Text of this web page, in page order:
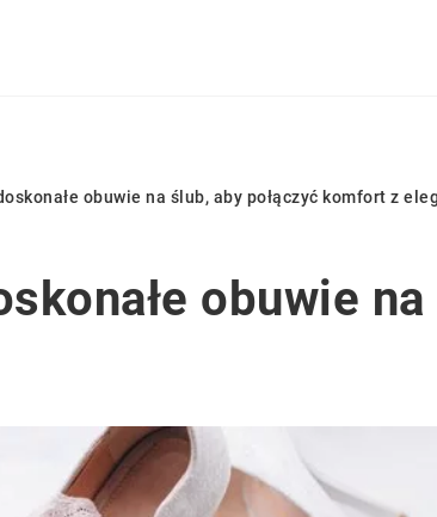
obuwie na ślub, aby połączyć komfort z
obuwie